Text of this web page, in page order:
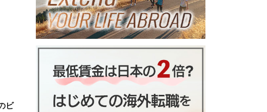
「仕事のために生き
る」から「生きるため
に働く」へ～オースト
生活とキャリア～
ケアンズ在住日本人宅へホーム
ステイ。大自然の癒しやアドベ
ンチャーを満喫
オーストラリア移住に備えてすべき４つ
の準備。配偶者ビザ→永住権取得へ向け
て
トラリア・日本で喜ばれる贈り物。荷物
の送り方と注意点あり
ビ